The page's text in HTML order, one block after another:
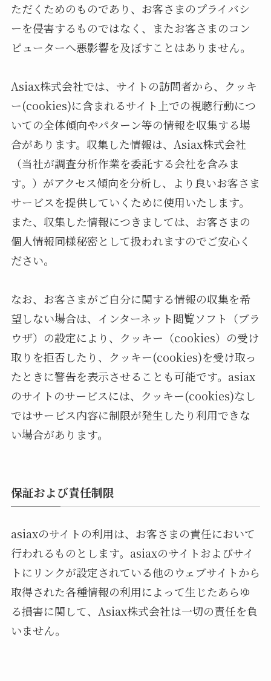
ただくためのものであり、お客さまのプライバシ
ーを侵害するものではなく、またお客さまのコン
ピューターへ悪影響を及ぼすことはありません。
Asiax株式会社では、サイトの訪問者から、クッキ
ー(cookies)に含まれるサイト上での視聴行動につ
いての全体傾向やパターン等の情報を収集する場
合があります。収集した情報は、Asiax株式会社
（当社が調査分析作業を委託する会社を含みま
す。）がアクセス傾向を分析し、より良いお客さま
サービスを提供していくために使用いたします。
また、収集した情報につきましては、お客さまの
個人情報同様秘密として扱われますのでご安心く
ださい。
なお、お客さまがご自分に関する情報の収集を希
望しない場合は、インターネット閲覧ソフト（ブラ
ウザ）の設定により、クッキー（cookies）の受け
取りを拒否したり、クッキー(cookies)を受け取っ
たときに警告を表示させることも可能です。asiax
のサイトのサービスには、クッキー(cookies)なし
ではサービス内容に制限が発生したり利用できな
い場合があります。
保証および責任制限
asiaxのサイトの利用は、お客さまの責任において
行われるものとします。asiaxのサイトおよびサイ
トにリンクが設定されている他のウェブサイトから
取得された各種情報の利用によって生じたあらゆ
る損害に関して、Asiax株式会社は一切の責任を負
いません。